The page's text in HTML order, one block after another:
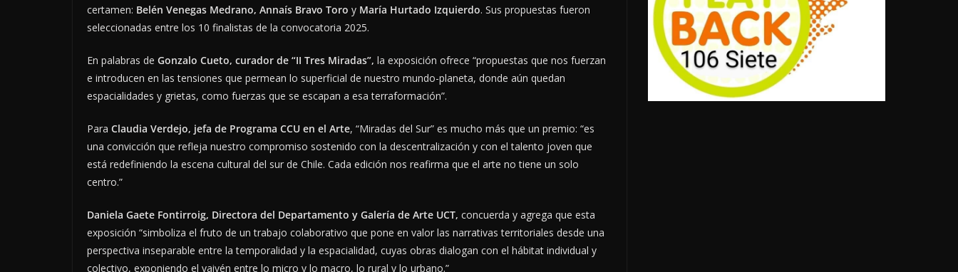
certamen: Belén Venegas Medrano, Annaís Bravo Toro y María Hurtado Izquierdo. Sus propuestas fueron
seleccionadas entre los 10 finalistas de la convocatoria 2025.
En palabras de Gonzalo Cueto, curador de “II Tres Miradas”, la exposición ofrece “propuestas que nos fuerzan
e introducen en las tensiones que permean lo superficial de nuestro mundo-planeta, donde aún quedan
espacialidades y grietas, como fuerzas que se escapan a esa terraformación”.
Para Claudia Verdejo, jefa de Programa CCU en el Arte, “Miradas del Sur” es mucho más que un premio: “es
una convicción que refleja nuestro compromiso sostenido con la descentralización y con el talento joven que
está redefiniendo la escena cultural del sur de Chile. Cada edición nos reafirma que el arte no tiene un solo
centro.”
Daniela Gaete Fontirroig, Directora del Departamento y Galería de Arte UCT, concuerda y agrega que esta
exposición “simboliza el fruto de un trabajo colaborativo que pone en valor las narrativas territoriales desde una
perspectiva inseparable entre la temporalidad y la espacialidad, cuyas obras dialogan con el hábitat individual y
colectivo, exponiendo el vaivén entre lo micro y lo macro, lo rural y lo urbano.”